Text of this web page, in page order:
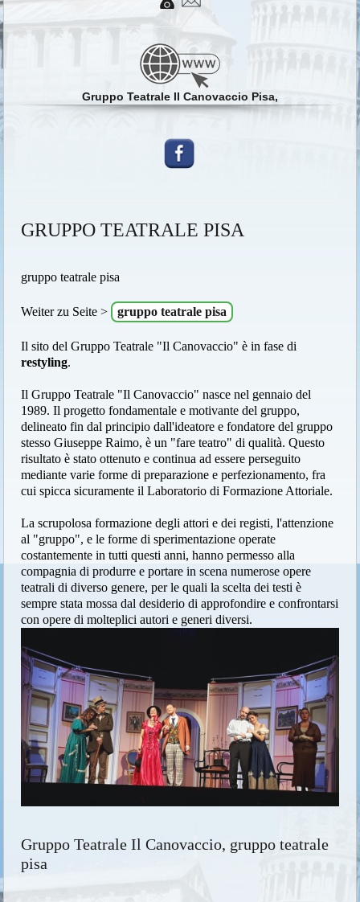
Gruppo Teatrale Il Canovaccio Pisa,
GRUPPO TEATRALE PISA
gruppo teatrale pisa
Weiter zu Seite > gruppo teatrale pisa
Il sito del Gruppo Teatrale "Il Canovaccio" è in fase di
restyling.
Il Gruppo Teatrale "Il Canovaccio" nasce nel gennaio del
1989. Il progetto fondamentale e motivante del gruppo,
delineato fin dal principio dall'ideatore e fondatore del gruppo
stesso Giuseppe Raimo, è un "fare teatro" di qualità. Questo
risultato è stato ottenuto e continua ad essere perseguito
mediante varie forme di preparazione e perfezionamento, fra
cui spicca sicuramente il Laboratorio di Formazione Attoriale.
La scrupolosa formazione degli attori e dei registi, l'attenzione
al "gruppo", e le forme di sperimentazione operate
costantemente in tutti questi anni, hanno permesso alla
compagnia di produrre e portare in scena numerose opere
teatrali di diverso genere, per le quali la scelta dei testi è
sempre stata mossa dal desiderio di approfondire e confrontarsi
con opere di molteplici autori e generi diversi.
Gruppo Teatrale Il Canovaccio, gruppo teatrale